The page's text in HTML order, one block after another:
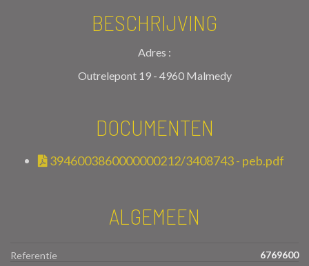
BESCHRIJVING
Adres :
Outrelepont 19 - 4960 Malmedy
DOCUMENTEN
3946003860000000212/3408743 - peb.pdf
ALGEMEEN
Referentie
6769600